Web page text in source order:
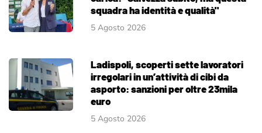
squadra ha identità e qualità"
5 Agosto 2026
Ladispoli, scoperti sette lavoratori
irregolari in un’attività di cibi da
asporto: sanzioni per oltre 23mila
euro
5 Agosto 2026